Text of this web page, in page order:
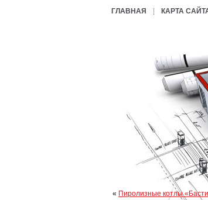
ГЛАВНАЯ КАРТА
« Пиролизные котлы